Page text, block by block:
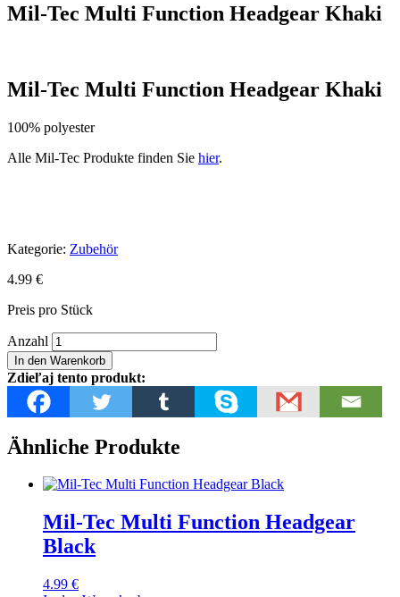
Mil-Tec Multi Function Headgear Khaki
Mil-Tec Multi Function Headgear Khaki
100% polyester
Alle Mil-Tec Produkte finden Sie hier.
Kategorie: Zubehör
4.99 €
Preis pro Stück
Anzahl Mil-
Tec
Multi
Function
Headgear
Khaki
Menge
In den Warenkorb
Zdieľaj tento produkt:
Ähnliche Produkte
Mil-Tec Multi Function Headgear
Black
4.99 €